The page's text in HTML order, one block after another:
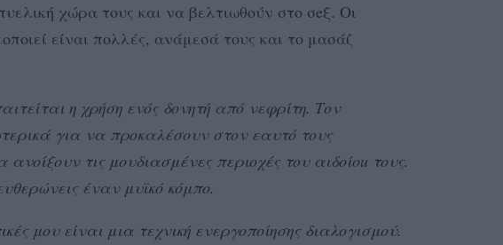
χώρα τους και να βελτιωθούν στο σeξ. Οι
είναι πολλές, ανάμεσά τους και το μασάζ
η χρήση ενός δονητή από νεφρίτη. Τον
για να προκαλέσουν στον εαυτό τους
τις μουδιασμένες περιοχές του αιδοίοu τους.
έναν μυϊκό κόμπο.
μου είναι μια τεχνική ενεργοποίησης διαλογισμού.